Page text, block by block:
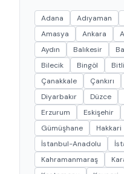
Adana Adıyaman
Amasya
Ankara
Aydın
Balıkesir
Bilecik
Bingöl
Çanakkale
Çankırı
Diyarbakır
Düzce
Erzurum
Eskişehir
Gümüşhane
Hakkari
İstanbul-Anadolu
Kahramanmaraş